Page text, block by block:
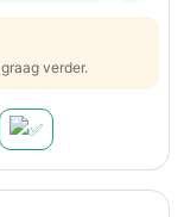
verder.